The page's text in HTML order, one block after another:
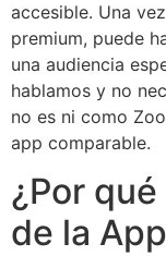
accesible. Una
premium, puede
una audiencia
hablamos y no
no es ni como
app comparable.
¿Por
de la